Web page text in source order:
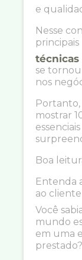
e
Nesse
principais
se
nos
Portanto,
mostrar
Boa
Entenda
ao
Você
mundo
em uma
prestado?